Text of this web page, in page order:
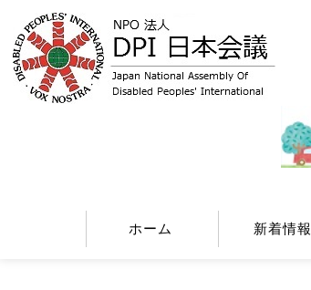
ホーム 新着情報